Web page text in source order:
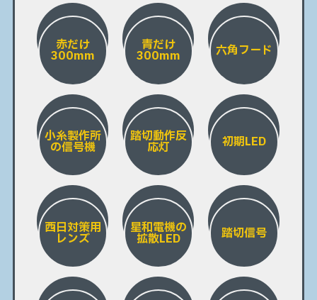
赤だけ
300mm
青だけ
300mm 六角フード
小糸製作所
の信号機
踏切動作反
応灯 初期LED
西日対策用
レンズ
星和電機の
拡散LED 踏切信号